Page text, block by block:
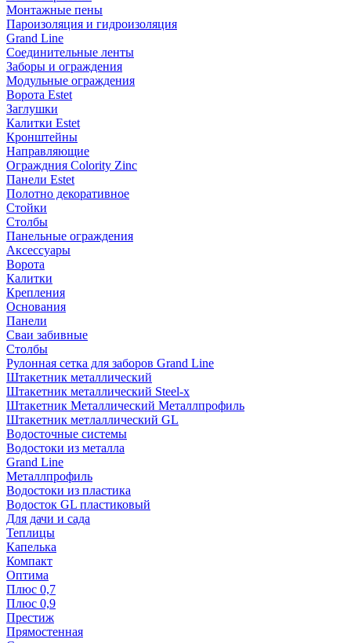
Монтажные пены
Пароизоляция и гидроизоляция
Grand Line
Соединительные ленты
Заборы и ограждения
Модульные ограждения
Ворота Estet
Заглушки
Калитки Estet
Кронштейны
Направляющие
Ограждния Colority Zinc
Панели Estet
Полотно декоративное
Стойки
Столбы
Панельные ограждения
Аксессуары
Ворота
Калитки
Крепления
Основания
Панели
Сваи забивные
Столбы
Рулонная сетка для заборов Grand Line
Штакетник металлический
Штакетник металлический Steel-x
Штакетник Металлический Металлпрофиль
Штакетник метлаллический GL
Водосточные системы
Водостоки из металла
Grand Line
Металлпрофиль
Водостоки из пластика
Водосток GL пластиковый
Для дачи и сада
Теплицы
Капелька
Компакт
Оптима
Плюс 0,7
Плюс 0,9
Престиж
Прямостенная